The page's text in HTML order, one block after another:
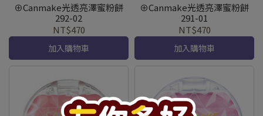
⊕Canmake光透亮澤蜜粉餅
292-02
NT$470
加入購物車
⊕Canmake光透亮澤蜜粉餅
291-01
NT$470
加入購物車